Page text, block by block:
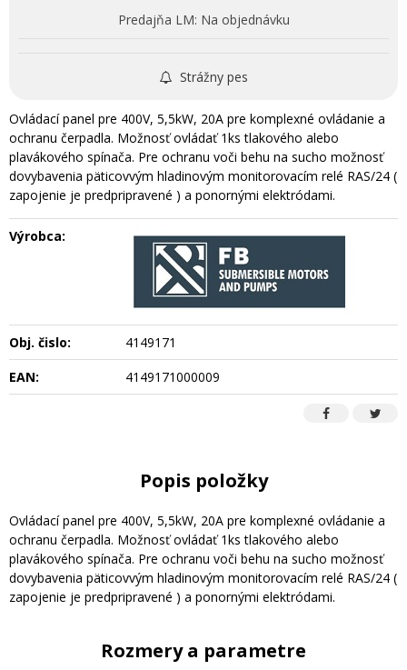
Predajňa LM: Na objednávku
Strážny pes
Ovládací panel pre 400V, 5,5kW, 20A pre komplexné ovládanie a
ochranu čerpadla. Možnosť ovládať 1ks tlakového alebo
plavákového spínača. Pre ochranu voči behu na sucho možnosť
dovybavenia päticovvým hladinovým monitorovacím relé RAS/24 (
zapojenie je predpripravené ) a ponornými elektródami.
Výrobca:
Obj. čislo:
4149171
EAN:
4149171000009
Popis položky
Ovládací panel pre 400V, 5,5kW, 20A pre komplexné ovládanie a
ochranu čerpadla. Možnosť ovládať 1ks tlakového alebo
plavákového spínača. Pre ochranu voči behu na sucho možnosť
dovybavenia päticovvým hladinovým monitorovacím relé RAS/24 (
zapojenie je predpripravené ) a ponornými elektródami.
Rozmery a parametre